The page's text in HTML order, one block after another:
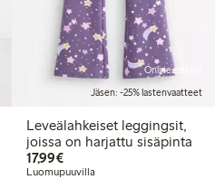
Online edition
Jäsen: -25% lastenvaatteet
Leveälahkeiset leggingsit,
joissa on harjattu sisäpinta
17,99€17,99 €
Luomupuuvilla